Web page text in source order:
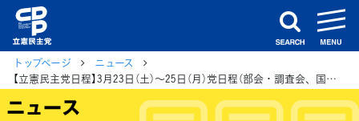
search
トップページ
ニュース
【立憲民主党日程】3月23日（土）〜25日（月）党日程（部会・調査会、国会日程、街頭演説、メディア出演等）
ニュース